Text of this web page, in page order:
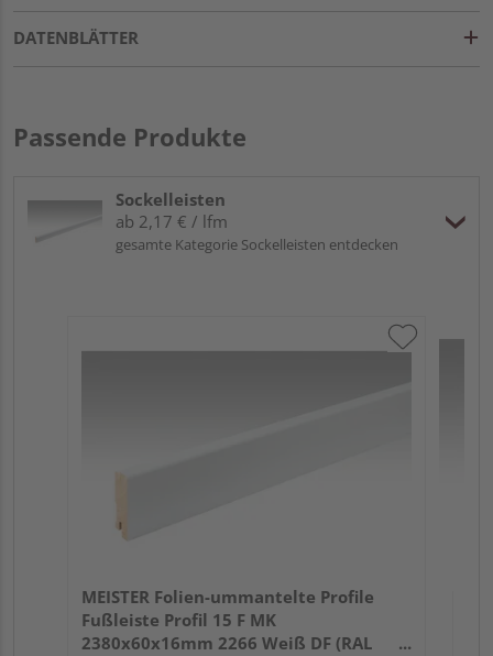
DATENBLÄTTER
Passende Produkte
Sockelleisten
ab 2,17 € / lfm
gesamte Kategorie Sockelleisten entdecken
MEISTER Folien-ummantelte Profile
Fußleiste Profil 15 F MK
2380x60x16mm 2266 Weiß DF (RAL